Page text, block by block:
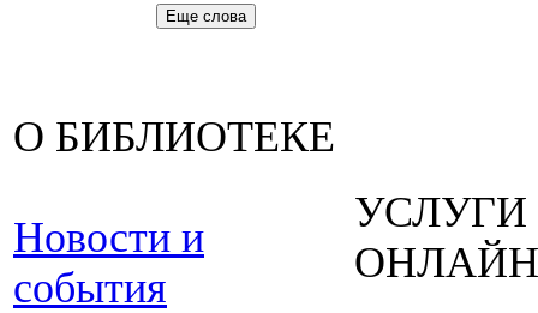
Еще слова
О БИБЛИОТЕКЕ
Новости и
события
УСЛУГИ
ОНЛАЙН